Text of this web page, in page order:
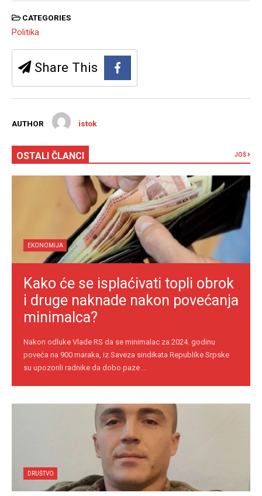
CATEGORIES
Politika
Share This
AUTHOR istok
OSTALI ČLANCI JOŠ
EKONOMIJA
Kako će se isplaćivati topli obrok
i druge naknade nakon povećanja
minimalca?
Nakon odluke Vlade RS da se minimalac za 2024. godinu
poveća na 900 maraka, iz Saveza sindikata Republike Srpske
su upozorili radnike da dobo paze ...
DRUŠTVO